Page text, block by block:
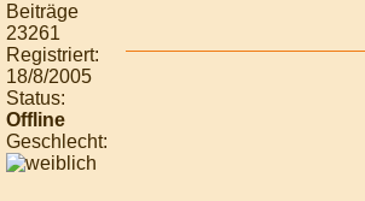
Beiträge
23261
Registriert:
18/8/2005
Status:
Offline
Geschlecht: